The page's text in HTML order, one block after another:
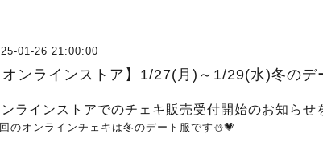
01-26 21:00:00
ンラインストア】1/27(月)～1/29(水)冬のデ
ラインストアでのチェキ販売受付開始のお知らせ
のオンラインチェキは冬のデート服です⛄💗